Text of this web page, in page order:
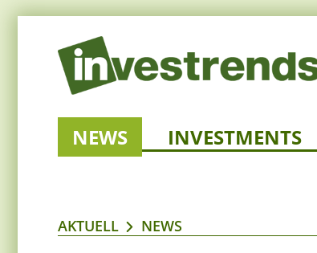
NEWS INVESTMENTS
AKTUELL NEWS